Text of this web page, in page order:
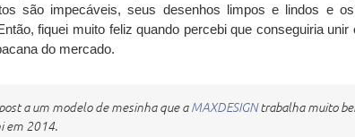
são impecáveis, seus desenhos limpos e lindos e
fiquei muito feliz quando percebi que conseguiria
do mercado.
a um modelo de mesinha que aMAXDESIGNtrabalha muito
em 2014.